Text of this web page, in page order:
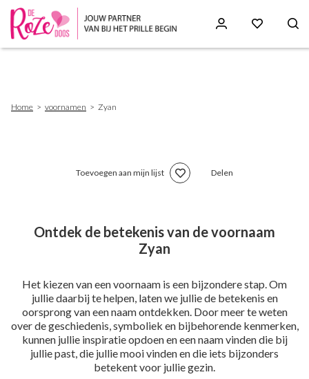
Home voornamen Zyan
Toevoegen aan mijn lijst Delen
Ontdek de betekenis van de voornaam
Zyan
Het kiezen van een voornaam is een bijzondere stap. Om
jullie daarbij te helpen, laten we jullie de betekenis en
oorsprong van een naam ontdekken. Door meer te weten
over de geschiedenis, symboliek en bijbehorende kenmerken,
kunnen jullie inspiratie opdoen en een naam vinden die bij
jullie past, die jullie mooi vinden en die iets bijzonders
betekent voor jullie gezin.